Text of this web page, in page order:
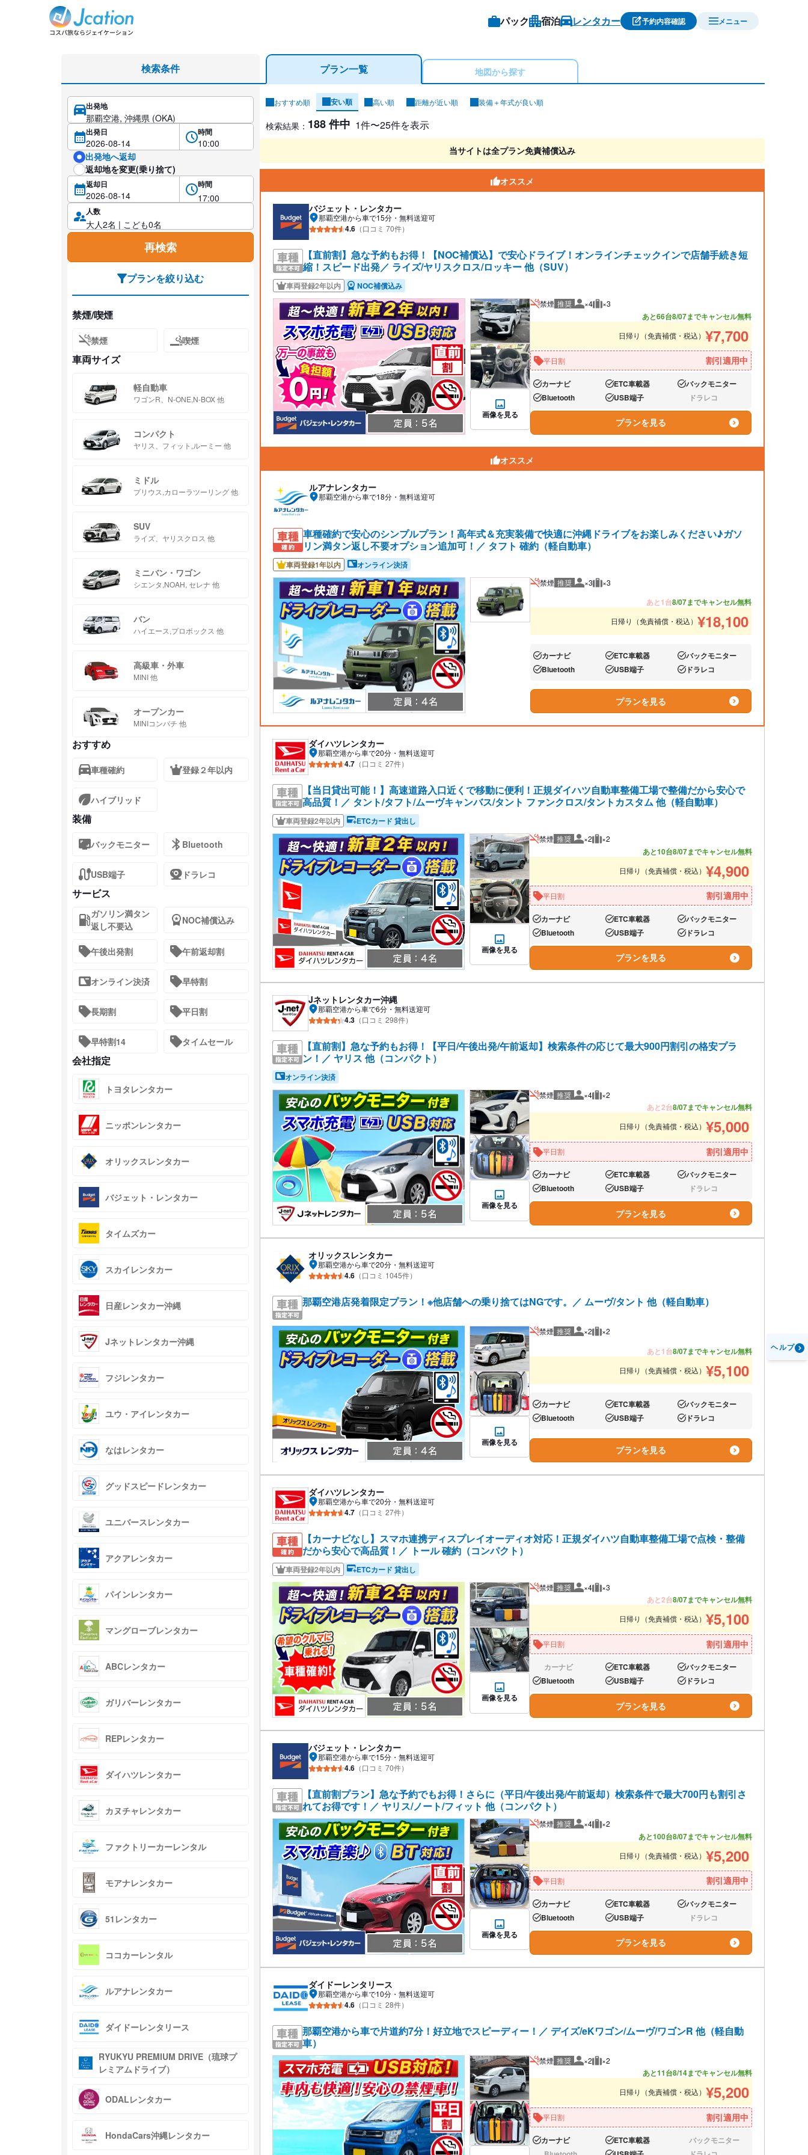
パック 宿泊 レンタカー 予約内容確認 メニュー
プラン一覧 地図から探す
おすすめ順 安い順 高い順 距離が近い順 装備＋年式が良い順
レンタカー検索結果
検索結果： 188 件中 1件〜25件を表示
当サイトは全プラン免責補償込み
オススメ
バジェット・レンタカー
那覇空港から車で15分・無料送迎可
4.6 （口コミ 70件）
【直前割】急な予約もお得！【NOC補償込】で安心ドライブ！オンラインチェックインで店舗手続き短
縮！スピード出発／ ライズ/ヤリスクロス/ロッキー 他（SUV）
車両登録2年以内 NOC補償込み
画像を見る
禁煙 推奨 推奨人数
×4 推奨荷物
×3
あと66台8/07までキャンセル無料
日帰り（免責補償・税込） ¥7,700
平日割 割引適用中
あり:カーナビ あり:ETC車載器 あり:バックモニター
あり:Bluetooth あり:USB端子 なし:ドラレコ
プランを見る
オススメ
ルアナレンタカー
那覇空港から車で18分・無料送迎可
車種確約で安心のシンプルプラン！高年式＆充実装備で快適に沖縄ドライブをお楽しみください♪ガソ
リン満タン返し不要オプション追加可！／ タフト 確約（軽自動車）
車両登録1年以内 オンライン決済
禁煙 推奨 推奨人数
×3 推奨荷物
×3
あと1台8/07までキャンセル無料
日帰り（免責補償・税込） ¥18,100
あり:カーナビ あり:ETC車載器 あり:バックモニター
あり:Bluetooth あり:USB端子 あり:ドラレコ
プランを見る
ダイハツレンタカー
那覇空港から車で20分・無料送迎可
4.7 （口コミ 27件）
【当日貸出可能！】高速道路入口近くで移動に便利！正規ダイハツ自動車整備工場で整備だから安心で
高品質！／ タント/タフト/ムーヴキャンバス/タント ファンクロス/タントカスタム 他（軽自動車）
車両登録2年以内 ETCカード 貸出し
画像を見る
禁煙 推奨 推奨人数
×2 推奨荷物
×2
あと10台8/07までキャンセル無料
日帰り（免責補償・税込） ¥4,900
平日割 割引適用中
あり:カーナビ あり:ETC車載器 あり:バックモニター
あり:Bluetooth あり:USB端子 あり:ドラレコ
プランを見る
Jネットレンタカー沖縄
那覇空港から車で6分・無料送迎可
4.3 （口コミ 298件）
【直前割】急な予約もお得！【平日/午後出発/午前返却】検索条件の応じて最大900円割引の格安プラ
ン！／ ヤリス 他（コンパクト）
オンライン決済
画像を見る
禁煙 推奨 推奨人数
×4 推奨荷物
×2
あと2台8/07までキャンセル無料
日帰り（免責補償・税込） ¥5,000
平日割 割引適用中
あり:カーナビ あり:ETC車載器 あり:バックモニター
あり:Bluetooth あり:USB端子 なし:ドラレコ
プランを見る
オリックスレンタカー
那覇空港から車で20分・無料送迎可
4.6 （口コミ 1045件）
那覇空港店発着限定プラン！※他店舗への乗り捨てはNGです。／ ムーヴ/タント 他（軽自動車）
画像を見る
禁煙 推奨 推奨人数
×2 推奨荷物
×2
あと1台8/07までキャンセル無料
日帰り（免責補償・税込） ¥5,100
あり:カーナビ あり:ETC車載器 あり:バックモニター
あり:Bluetooth あり:USB端子 あり:ドラレコ
プランを見る
ダイハツレンタカー
那覇空港から車で20分・無料送迎可
4.7 （口コミ 27件）
【カーナビなし】スマホ連携ディスプレイオーディオ対応！正規ダイハツ自動車整備工場で点検・整備
だから安心で高品質！／ トール 確約（コンパクト）
車両登録2年以内 ETCカード 貸出し
画像を見る
禁煙 推奨 推奨人数
×4 推奨荷物
×3
あと2台8/07までキャンセル無料
日帰り（免責補償・税込） ¥5,100
平日割 割引適用中
なし:カーナビ あり:ETC車載器 あり:バックモニター
あり:Bluetooth あり:USB端子 あり:ドラレコ
プランを見る
バジェット・レンタカー
那覇空港から車で15分・無料送迎可
4.6 （口コミ 70件）
【直前割プラン】急な予約でもお得！さらに（平日/午後出発/午前返却）検索条件で最大700円も割引さ
れてお得です！／ ヤリス/ノート/フィット 他（コンパクト）
画像を見る
禁煙 推奨 推奨人数
×4 推奨荷物
×2
あと100台8/07までキャンセル無料
日帰り（免責補償・税込） ¥5,200
平日割 割引適用中
あり:カーナビ あり:ETC車載器 あり:バックモニター
あり:Bluetooth あり:USB端子 なし:ドラレコ
プランを見る
ダイドーレンタリース
那覇空港から車で10分・無料送迎可
4.6 （口コミ 28件）
那覇空港から車で片道約7分！好立地でスピーディー！／ デイズ/eKワゴン/ムーヴ/ワゴンR 他（軽自動
車）
禁煙 推奨 推奨人数
×2 推奨荷物
×2
あと11台8/14までキャンセル無料
日帰り（免責補償・税込） ¥5,200
平日割 割引適用中
あり:カーナビ あり:ETC車載器 なし:バックモニター
検索条件
出発地
出発日 時間
出発地へ返却
返却地を変更(乗り捨て)
返却日 時間
人数
再検索
プランを絞り込む
禁煙/喫煙
禁煙 喫煙
車両サイズ
軽自動車
ワゴンR、N-ONE,N-BOX 他
コンパクト
ヤリス、フィット,ルーミー 他
ミドル
プリウス,カローラツーリング 他
SUV
ライズ、ヤリスクロス 他
ミニバン・ワゴン
シエンタ,NOAH, セレナ 他
バン
ハイエース,プロボックス 他
高級車・外車
MINI 他
オープンカー
MINIコンバチ 他
おすすめ
車種確約 登録２年以内
ハイブリッド
装備
バックモニター Bluetooth
USB端子 ドラレコ
サービス
ガソリン満タン
返し不要込
NOC補償込み
午後出発割 午前返却割
オンライン決済 早特割
長期割 平日割
早特割14 タイムセール
会社指定
トヨタレンタカー
ニッポンレンタカー
オリックスレンタカー
バジェット・レンタカー
タイムズカー
スカイレンタカー
日産レンタカー沖縄
Jネットレンタカー沖縄
フジレンタカー
ユウ・アイレンタカー
なはレンタカー
グッドスピードレンタカー
ユニバースレンタカー
アクアレンタカー
パインレンタカー
マングローブレンタカー
ABCレンタカー
ガリバーレンタカー
REPレンタカー
ダイハツレンタカー
カヌチャレンタカー
ファクトリーカーレンタル
モアナレンタカー
51レンタカー
ココカーレンタル
ルアナレンタカー
ダイドーレンタリース
RYUKYU PREMIUM DRIVE（琉球プ
レミアムドライブ）
ODALレンタカー
HondaCars沖縄レンタカー
ヘルプ